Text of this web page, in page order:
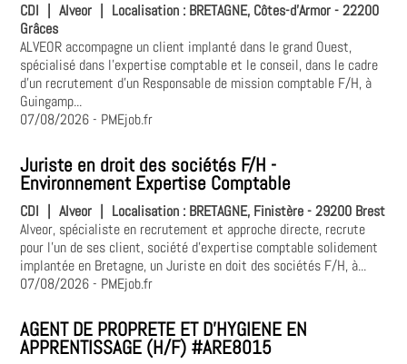
CDI Alveor Localisation : BRETAGNE, Côtes-d'Armor - 22200
Grâces
ALVEOR accompagne un client implanté dans le grand Ouest,
spécialisé dans l'expertise comptable et le conseil, dans le cadre
d'un recrutement d'un Responsable de mission comptable F/H, à
Guingamp...
07/08/2026- PMEjob.fr
Juriste en droit des sociétés F/H -
Environnement Expertise Comptable
CDI | Alveor | Localisation : BRETAGNE, Finistère - 29200 Brest
Alveor, spécialiste en recrutement et approche directe, recrute
pour l'un de ses client, société d'expertise comptable solidement
implantée en Bretagne, un Juriste en doit des sociétés F/H, à...
07/08/2026- PMEjob.fr
AGENT DE PROPRETE ET D'HYGIENE EN
APPRENTISSAGE (H/F) #ARE8015